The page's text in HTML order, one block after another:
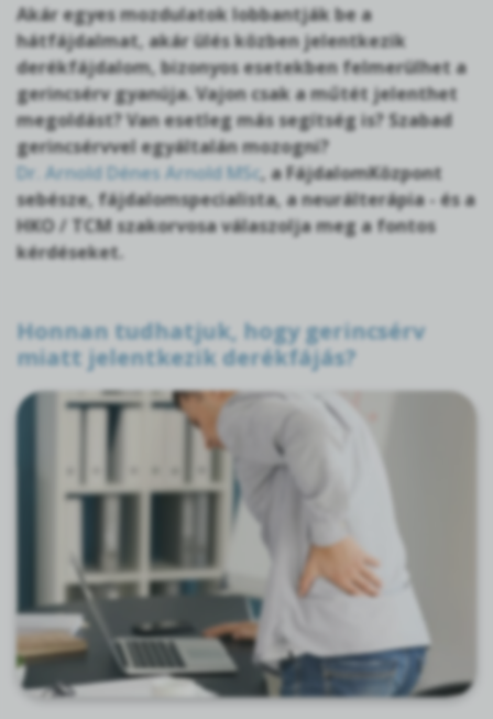
Akár egyes mozdulatok lobbantják be a
hátfájdalmat, akár ülés közben jelentkezik
derékfájdalom, bizonyos esetekben felmerülhet a
gerincsérv gyanúja. Vajon csak a műtét jelenthet
megoldást? Van esetleg más segítség is? Szabad
gerincsérvvel egyáltalán mozogni?
Dr. Arnold Dénes Arnold MSc, a FájdalomKözpont
sebésze, fájdalomspecialista, a neurálterápia - és a
HKO / TCM szakorvosa válaszolja meg a fontos
kérdéseket.
Honnan tudhatjuk, hogy gerincsérv
miatt jelentkezik derékfájás?